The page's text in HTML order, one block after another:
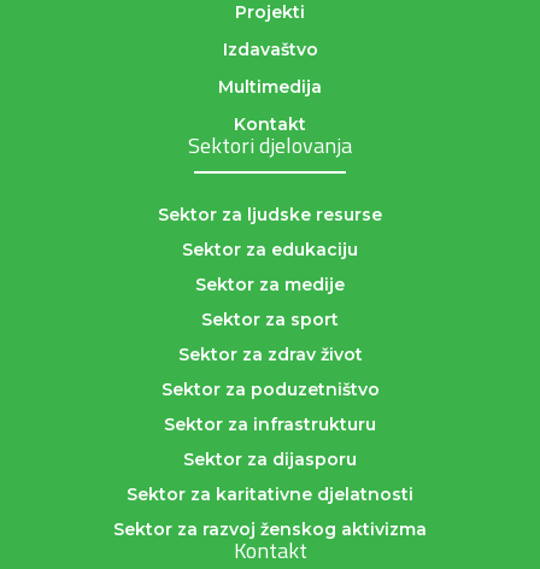
Projekti
Izdavaštvo
Multimedija
Kontakt
Sektori djelovanja
Sektor za ljudske resurse
Sektor za edukaciju
Sektor za medije
Sektor za sport
Sektor za zdrav život
Sektor za poduzetništvo
Sektor za infrastrukturu
Sektor za dijasporu
Sektor za karitativne djelatnosti
Sektor za razvoj ženskog aktivizma
Kontakt